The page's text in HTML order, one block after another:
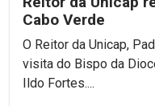
Cabo Verde
O Reitor da Unicap,
visita do Bispo da
Ildo Fortes....